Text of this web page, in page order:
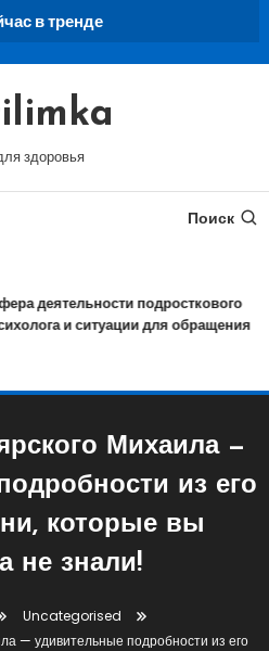
в тренде
здоровья
Поиск
деятельности подросткового
и ситуации для обращения
Михаила —
из его
которые вы
не знали!
Uncategorised
— удивительные подробности из его